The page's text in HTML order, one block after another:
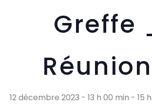
Greffe
12 décembre 2023 - 13 h 00 min - 15